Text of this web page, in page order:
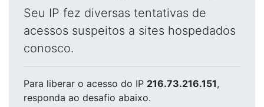
Seu IP fez diversas tentativas de
acessos suspeitos a sites hospedados
conosco.
Para liberar o acesso do IP 216.73.216.151,
responda ao desafio abaixo.